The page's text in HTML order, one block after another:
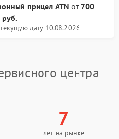
прицел ATN от 700
руб.
дату 10.08.2026
центра
7
лет на рынке